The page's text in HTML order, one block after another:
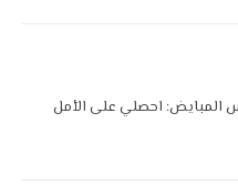
احصلي على الأمل